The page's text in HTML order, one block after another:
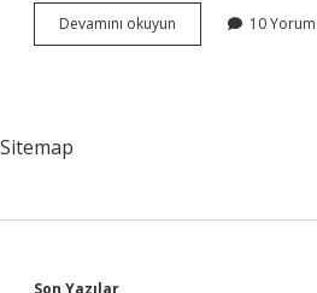
Devamını okuyun
1000
10 Yorum
Sitemap
Son Yazılar